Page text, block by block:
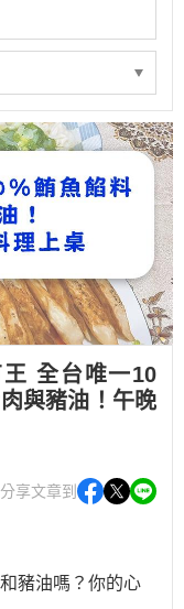
王 全台唯一10
與豬油！午晚
分享文章到
豬油嗎？你的心